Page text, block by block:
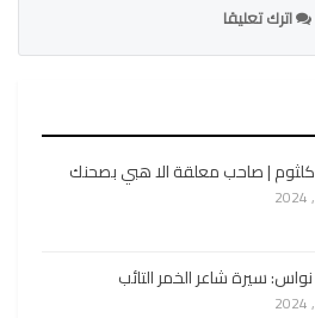
اترك تعليقا
| صاحب معلقة الا هبي بصحنك
نواس: سيرة شاعر الخمر التائب